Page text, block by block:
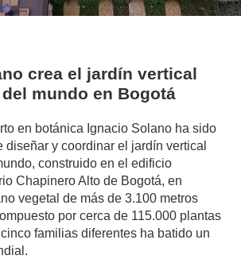
crea el jardín vertical
mundo en Bogotá
en botánica Ignacio Solano ha sido
diseñar y coordinar el jardín vertical
construido en el edificio
Chapinero Alto de Bogotá, en
vegetal de más de 3.100 metros
por cerca de 115.000 plantas
familias diferentes ha batido un